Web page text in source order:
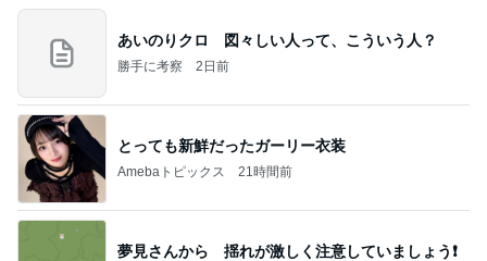
あいのりクロ 図々しい人って、こういう人？
勝手に考察 2日前
とっても新鮮だったガーリー衣装
Amebaトピックス 21時間前
夢見さんから 揺れが激しく注意していましょう❗️